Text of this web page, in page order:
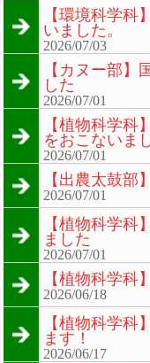
【環境科学
いました。
2026/07/03
【カヌー部】
した
2026/07/01
【植物科学
をおこないま
2026/07/01
【出農太鼓部
2026/07/01
【植物科学
ました
2026/07/01
【植物科学科
2026/06/18
【植物科学科
ます！
2026/06/17